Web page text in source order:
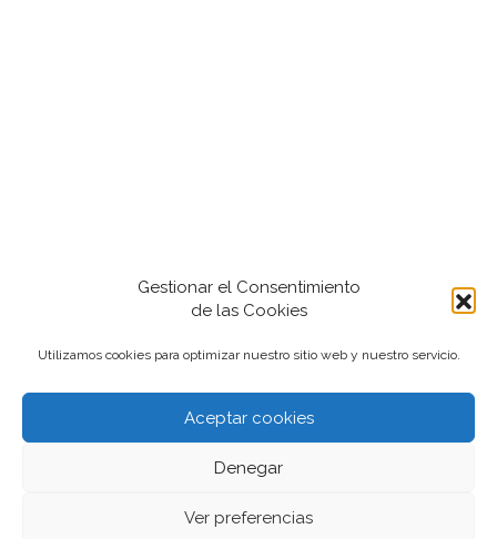
Gestionar el Consentimiento
de las Cookies
Utilizamos cookies para optimizar nuestro sitio web y nuestro servicio.
Aceptar cookies
Denegar
Ver preferencias